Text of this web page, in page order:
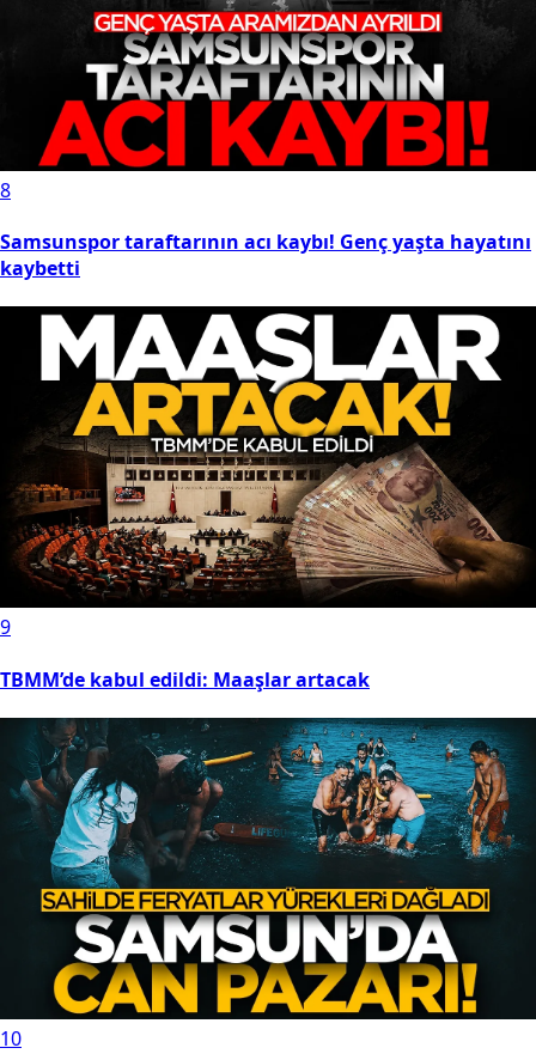
8
Samsunspor taraftarının acı kaybı! Genç yaşta hayatını
kaybetti
9
TBMM’de kabul edildi: Maaşlar artacak
10